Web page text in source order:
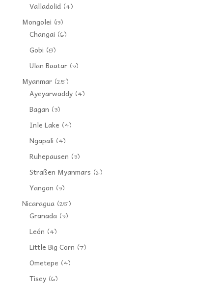
Valladolid(4)
Mongolei (13)
Changai (6)
Gobi (8)
Ulan Baatar(3)
Myanmar(25)
Ayeyarwaddy(4)
Bagan (3)
Inle Lake (4)
Ngapali (4)
Ruhepausen (3)
Straßen Myanmars (2)
Yangon (3)
Nicaragua(25)
Granada(3)
León (4)
Little Big Corn (7)
Ometepe (4)
Tisey(6)